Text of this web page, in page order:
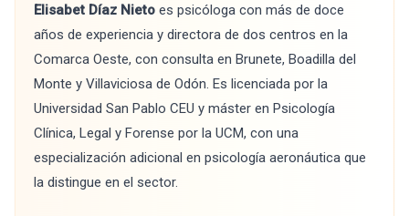
Elisabet Díaz Nieto es psicóloga con más de doce
años de experiencia y directora de dos centros en la
Comarca Oeste, con consulta en Brunete, Boadilla del
Monte y Villaviciosa de Odón. Es licenciada por la
Universidad San Pablo CEU y máster en Psicología
Clínica, Legal y Forense por la UCM, con una
especialización adicional en psicología aeronáutica que
la distingue en el sector.